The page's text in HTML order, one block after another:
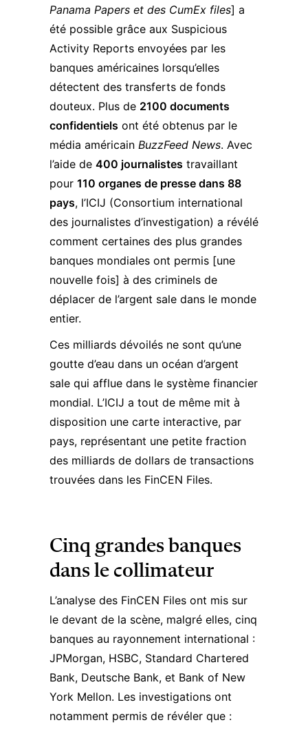
Panama Papers et des CumEx files] a
été possible grâce aux Suspicious
Activity Reports envoyées par les
banques américaines lorsqu’elles
détectent des transferts de fonds
douteux. Plus de 2100 documents
confidentiels ont été obtenus par le
média américain BuzzFeed News. Avec
l’aide de 400 journalistes travaillant
pour 110 organes de presse dans 88
pays, l’ICIJ (Consortium international
des journalistes d’investigation) a révélé
comment certaines des plus grandes
banques mondiales ont permis [une
nouvelle fois] à des criminels de
déplacer de l’argent sale dans le monde
entier.
Ces milliards dévoilés ne sont qu’une
goutte d’eau dans un océan d’argent
sale qui afflue dans le système financier
mondial. L’ICIJ a tout de même mit à
disposition une carte interactive, par
pays, représentant une petite fraction
des milliards de dollars de transactions
trouvées dans les FinCEN Files.
Cinq grandes banques
dans le collimateur
L’analyse des FinCEN Files ont mis sur
le devant de la scène, malgré elles, cinq
banques au rayonnement international :
JPMorgan, HSBC, Standard Chartered
Bank, Deutsche Bank, et Bank of New
York Mellon. Les investigations ont
notamment permis de révéler que :